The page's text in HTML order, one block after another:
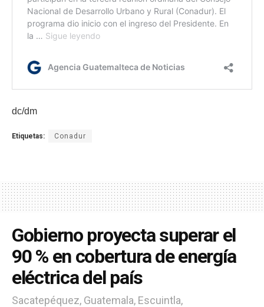
dc/dm
Etiquetas: Conadur
Gobierno proyecta superar el
90 % en cobertura de energía
eléctrica del país
Sacatepéquez, Guatemala, Escuintla,